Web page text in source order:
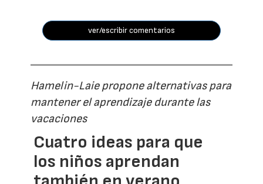
ver/escribir comentarios
Hamelin-Laie propone alternativas para
mantener el aprendizaje durante las
vacaciones
Cuatro ideas para que
los niños aprendan